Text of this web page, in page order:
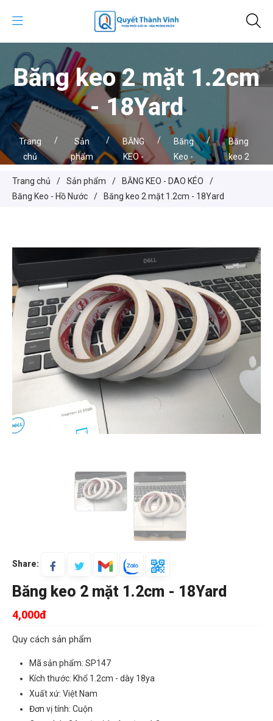
Băng keo 2 mặt 1.2cm
- 18Yard
Trang
chủ
/
Sản
phẩm
/
BĂNG
KEO -
KÉO
/
Băng
Keo -
Nước
/
Băng
keo 2
Trang chủ / Sản phẩm / BĂNG KEO - DAO KÉO
/
Băng Keo - Hồ Nước
/ Băng keo 2 mặt 1.2cm - 18Yard
Share:
Băng keo 2 mặt 1.2cm - 18Yard
4,000đ
Quy cách sản phẩm
Mã sản phẩm: SP147
Kích thước: Khổ 1.2cm - dày 18ya
Xuất xứ: Việt Nam
Đơn vị tính: Cuộn